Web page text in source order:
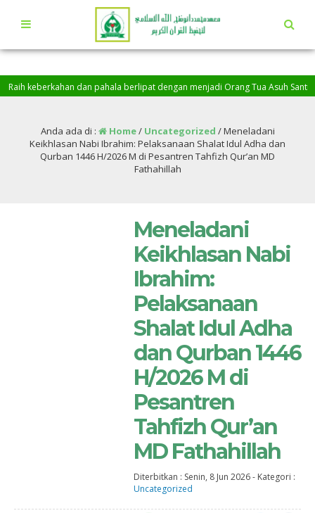
dan pahala berlipat dengan menjadi Orang Tua Asuh Santri
Baarakallah…
Anda ada di : Home/ Uncategorized /Meneladani
Keikhlasan Nabi Ibrahim: Pelaksanaan Shalat Idul Adha dan
Qurban 1446 H/2026 M di Pesantren Tahfizh Qur’an MD
Fathahillah
Meneladani
Keikhlasan Nabi
Ibrahim:
Pelaksanaan
Shalat Idul Adha
dan Qurban 1446
H/2026 M di
Pesantren
Tahfizh Qur’an
MD Fathahillah
Diterbitkan : Senin, 8 Jun 2026- Kategori :
Uncategorized